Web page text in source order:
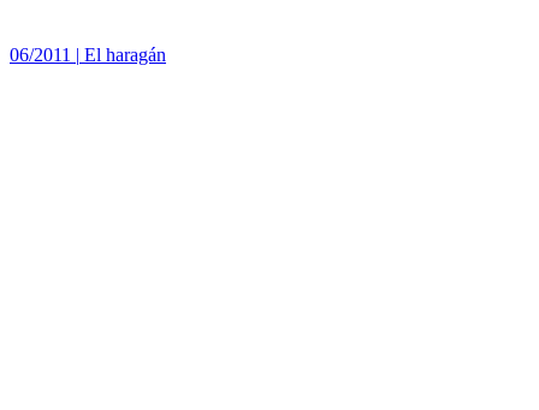
06/2011 | El haragán